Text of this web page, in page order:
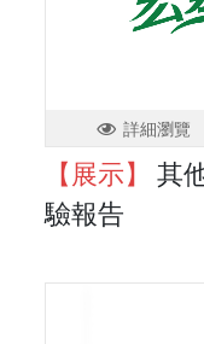
詳細瀏覽
【展示】
其
驗報告